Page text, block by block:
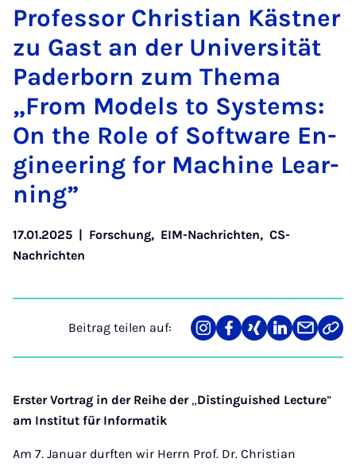
Pro­fes­sor Chris­ti­an Käst­ner
zu Gast an der Uni­ver­si­tät
Pa­der­born zum The­ma
„From Mo­dels to Sys­tems:
On the Ro­le of Soft­ware En­
gi­nee­ring for Ma­chi­ne Lear­
ning”
17.01.2025 | Forschung, EIM-Nachrichten, CS-
Nachrichten
Beitrag teilen auf:
Teilen
auf
Teilen
auf
Teilen
auf
Teilen
auf
Teilen
über
Mail
Link
Erster Vortrag in der Reihe der „Distinguished Lecture”
am Institut für Informatik
Am 7. Januar durften wir Herrn Prof. Dr. Christian